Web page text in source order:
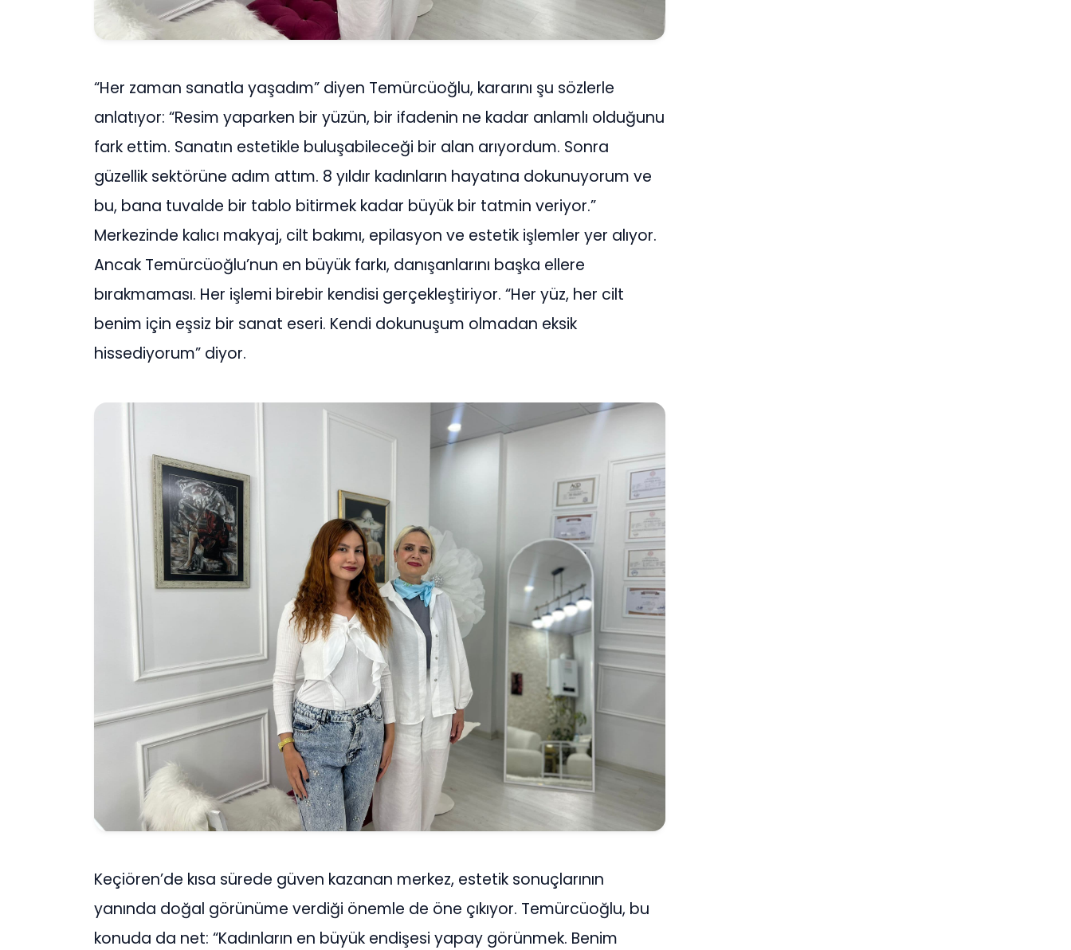
“Her zaman sanatla yaşadım” diyen Temürcüoğlu, kararını şu sözlerle
anlatıyor: “Resim yaparken bir yüzün, bir ifadenin ne kadar anlamlı olduğunu
fark ettim. Sanatın estetikle buluşabileceği bir alan arıyordum. Sonra
güzellik sektörüne adım attım. 8 yıldır kadınların hayatına dokunuyorum ve
bu, bana tuvalde bir tablo bitirmek kadar büyük bir tatmin veriyor.”
Merkezinde kalıcı makyaj, cilt bakımı, epilasyon ve estetik işlemler yer alıyor.
Ancak Temürcüoğlu’nun en büyük farkı, danışanlarını başka ellere
bırakmaması. Her işlemi birebir kendisi gerçekleştiriyor. “Her yüz, her cilt
benim için eşsiz bir sanat eseri. Kendi dokunuşum olmadan eksik
hissediyorum” diyor.
Keçiören’de kısa sürede güven kazanan merkez, estetik sonuçlarının
yanında doğal görünüme verdiği önemle de öne çıkıyor. Temürcüoğlu, bu
konuda da net: “Kadınların en büyük endişesi yapay görünmek. Benim